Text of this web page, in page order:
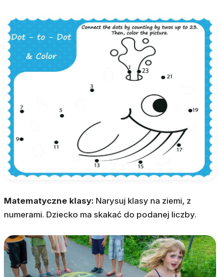
Matematyczne klasy: Narysuj klasy na ziemi, z
numerami. Dziecko ma skakać do podanej liczby.